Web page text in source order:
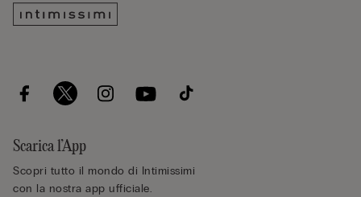
Scarica l’App
Scopri tutto il mondo di Intimissimi
con la nostra app ufficiale.